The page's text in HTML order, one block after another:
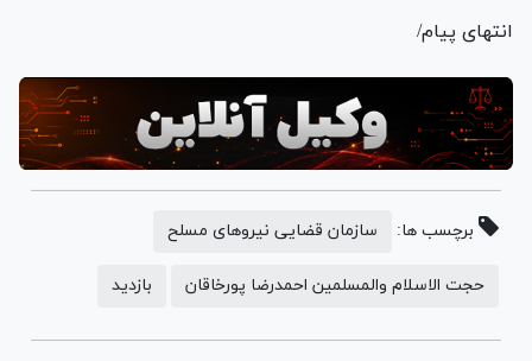
انتهای پیام/
برچسب ها: سازمان قضایی نیروهای مسلح
حجت الاسلام والمسلمین احمدرضا پورخاقان بازدید